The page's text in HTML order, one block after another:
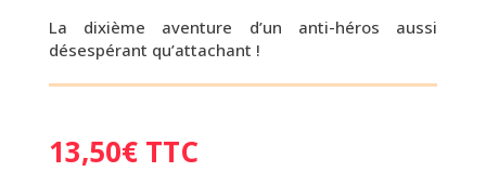
La dixième aventure d’un anti-héros aussi
désespérant qu’attachant !
13,50€ TTC